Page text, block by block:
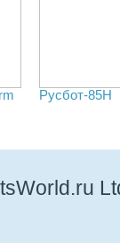
Русбот-85Н